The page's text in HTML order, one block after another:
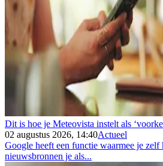
Dit is hoe je Meteovista instelt als
02 augustus 2026, 14:40Actueel
Google heeft een functie waarmee je
nieuwsbronnen je als...